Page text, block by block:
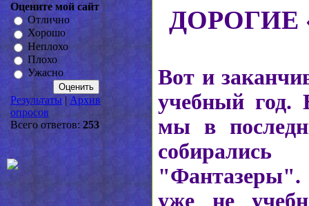
Оцените мой сайт
Отлично
Хорошо
Неплохо
Плохо
Ужасно
Результаты | Архив
опросов
Всего ответов: 253
ДОРОГИЕ
Вот и
учебный год.
мы в
уже не